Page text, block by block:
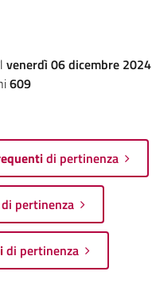
venerdì 06 dicembre 2024
609
di pertinenza
di pertinenza
di pertinenza